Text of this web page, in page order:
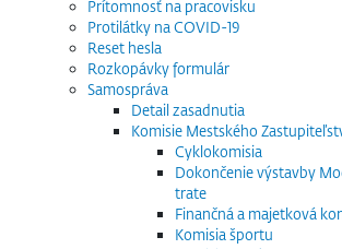
Prítomnosť na pracovisku
Protilátky na COVID-19
Reset hesla
Rozkopávky formulár
Samospráva
Detail zasadnutia
Komisie Mestského
Cyklokomisia
Dokončenie výstavby
trate
Finančná a majetková
Komisia športu